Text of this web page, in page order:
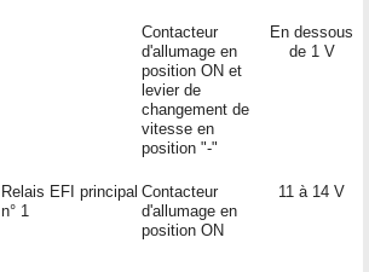
Contacteur
d'allumage en
position ON et
levier de
changement de
vitesse en
position "-"
En dessous
de 1 V
Relais EFI principal
n° 1
Contacteur
d'allumage en
position ON
11 à 14 V